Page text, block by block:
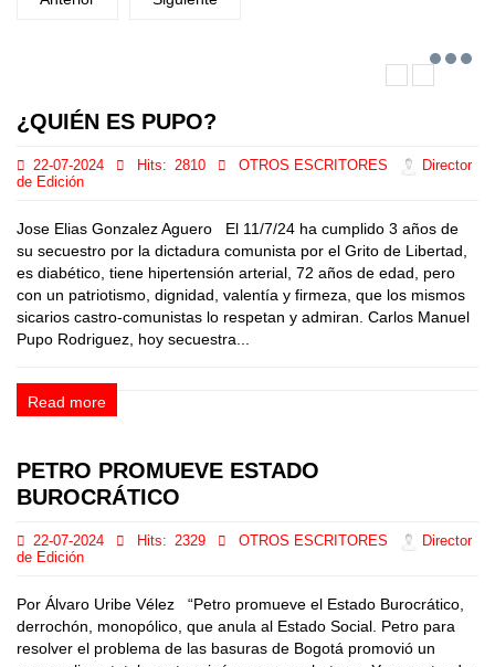
¿QUIÉN ES PUPO?
22-07-2024 Hits: 2810 OTROS ESCRITORES
Director
de Edición
Jose Elias Gonzalez Aguero El 11/7/24 ha cumplido 3 años de
su secuestro por la dictadura comunista por el Grito de Libertad,
es diabético, tiene hipertensión arterial, 72 años de edad, pero
con un patriotismo, dignidad, valentía y firmeza, que los mismos
sicarios castro-comunistas lo respetan y admiran. Carlos Manuel
Pupo Rodriguez, hoy secuestra...
Read more
PETRO PROMUEVE ESTADO
BUROCRÁTICO
22-07-2024 Hits: 2329 OTROS ESCRITORES
Director
de Edición
Por Álvaro Uribe Vélez “Petro promueve el Estado Burocrático,
derrochón, monopólico, que anula al Estado Social. Petro para
resolver el problema de las basuras de Bogotá promovió un